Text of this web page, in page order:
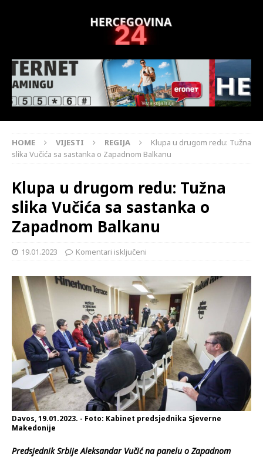
HOME VIJESTI REGIJA
Klupa u drugom redu: Tužna
slika Vučića sa sastanka o Zapadnom Balkanu
Klupa u drugom redu: Tužna
slika Vučića sa sastanka o
Zapadnom Balkanu
19.01.2023 Komentari isključeni
Davos, 19.01.2023. - Foto: Kabinet predsjednika Sjeverne
Makedonije
Predsjednik Srbije Aleksandar Vučić na panelu o Zapadnom